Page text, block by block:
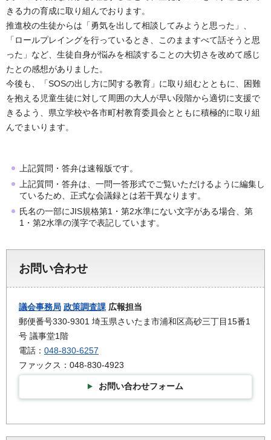
きる力の育成に取り組んでおります。
推進校の生徒からは「勇気を出して相談してみようと思った」、
「ロールプレイングを行っているとき、このまますべて話そうと思
った」など、生徒自身が悩みを相談することの大切さを改めて感じ
たとの感想がありました。
今後も、「SOSの出し方に関する教育」に取り組むとともに、困難
を抱える児童生徒に対して周囲の大人が早い段階から適切に支援で
きるよう、県立学校や各市町村教育委員会とともに積極的に取り組
んでまいります。
上記質問・答弁は速報版です。
上記質問・答弁は、一問一答形式でご覧いただけるように編集し
ているため、正式な会議録とは若干異なります。
氏名の一部にJIS規格第1・第2水準にない文字がある場合、第
1・第2水準の漢字で表記しています。
お問い合わせ
議会事務局 政策調査課 広報担当
郵便番号330-9301 埼玉県さいたま市浦和区高砂三丁目15番1
号 議事堂1階
電話： 048-830-6257
ファックス：048-830-4923
お問い合わせフォーム